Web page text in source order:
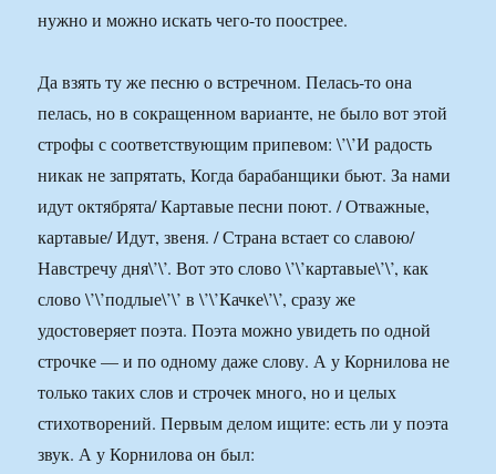
нужно и можно искать чего-то поострее.
Да взять ту же песню о встречном. Пелась-то она
пелась, но в сокращенном варианте, не было вот этой
строфы с соответствующим припевом: \’\’И радость
никак не запрятать, Когда барабанщики бьют. За нами
идут октябрята/ Картавые песни поют. / Отважные,
картавые/ Идут, звеня. / Страна встает со славою/
Навстречу дня\’\’. Вот это слово \’\’картавые\’\’, как
слово \’\’подлые\’\’ в \’\’Качке\’\’, сразу же
удостоверяет поэта. Поэта можно увидеть по одной
строчке — и по одному даже слову. А у Корнилова не
только таких слов и строчек много, но и целых
стихотворений. Первым делом ищите: есть ли у поэта
звук. А у Корнилова он был: